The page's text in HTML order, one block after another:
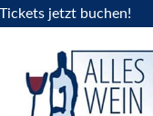
jetzt buchen!